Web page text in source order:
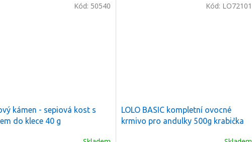
kámen - sepiová kost s
do klece 40 g
Kód: 50540
LOLO BASIC kompletní ovocné
krmivo pro andulky 500g krabička
Kód: LO72101